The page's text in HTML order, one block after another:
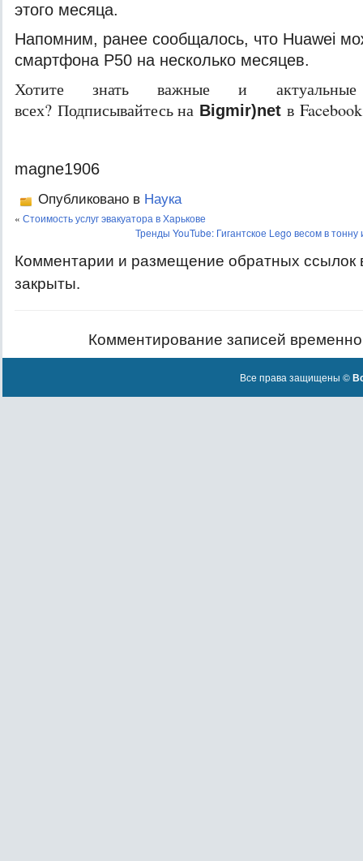
этого месяца.
Напомним, ранее сообщалось, что Huawei
смартфона P50 на несколько месяцев.
Хотите знать важные и
всех? Подписывайтесь на Bigmir)net в
magne1906
Опубликовано в Наука
« Стоимость услуг эвакуатора в Харькове
Тренды YouTube: Гигантское Lego весом в
Комментарии и размещение обратных ссылок
закрыты.
Комментирование записей
Все права защищены ©